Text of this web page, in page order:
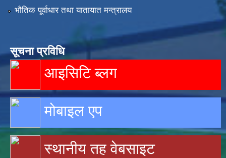
भौतिक पूर्वाधार तथा यातायात मन्त्रालय
सूचना प्रविधि
आइसिटि ब्लग
मोबाइल एप
स्थानीय तह वेबसाइट